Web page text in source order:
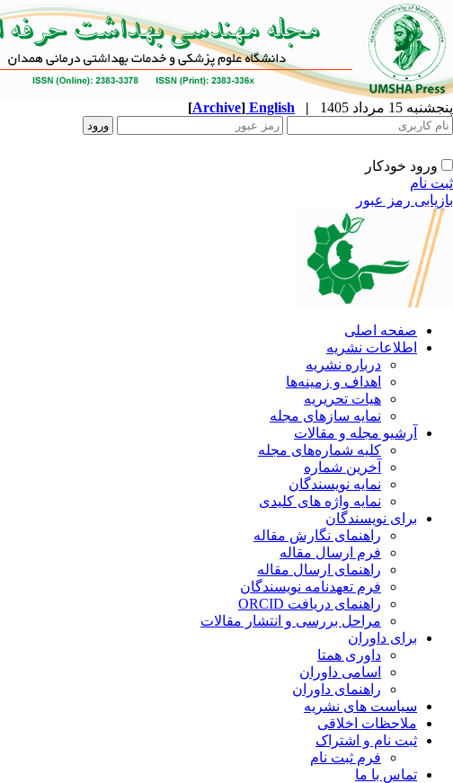
پنجشنبه 15 مرداد 1405 |
English
[Archive]
ورود خودکار
ثبت نام
بازیابی رمز عبور
صفحه اصلی
اطلاعات نشریه
درباره نشریه
اهداف و زمینه‌ها
هیات تحریریه
نمایه سازهای مجله
آرشیو مجله و مقالات
کلیه شماره‌های مجله
آخرین شماره
نمایه نویسندگان
نمایه واژه های کلیدی
برای نویسندگان
راهنمای نگارش مقاله
فرم ارسال مقاله
راهنمای ارسال مقاله
فرم تعهدنامه نویسندگان
راهنمای دریافت ORCID
مراحل بررسی و انتشار مقالات
برای داوران
داوری همتا
اسامی داوران
راهنمای داوران
سیاست های نشریه
ملاحظات اخلاقی
ثبت نام و اشتراک
فرم ثبت نام
تماس با ما